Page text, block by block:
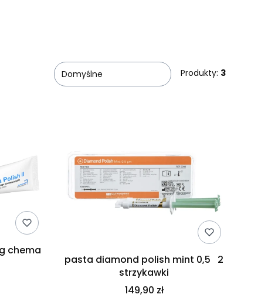
Domyślne Produkty: 3
pasta chema polish ii 35g chema
pasta diamond polish mint 0,5 2
strzykawki
149,90 zł